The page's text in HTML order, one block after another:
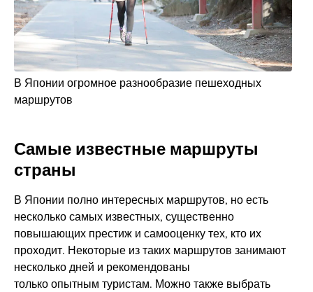
В Японии огромное разнообразие пешеходных
маршрутов
Самые известные маршруты
страны
В Японии полно интересных маршрутов, но есть
несколько самых известных, существенно
повышающих престиж и самооценку тех, кто их
проходит. Некоторые из таких маршрутов занимают
несколько дней и рекомендованы
только опытным туристам. Можно также выбрать